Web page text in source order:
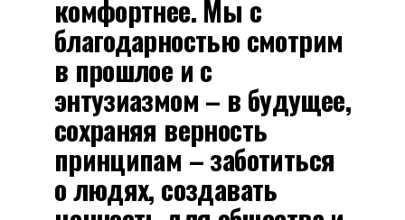
комфортнее. Мы с
благодарностью смотрим
в прошлое и с
энтузиазмом – в будущее,
сохраняя верность
принципам – заботиться
о людях, создавать